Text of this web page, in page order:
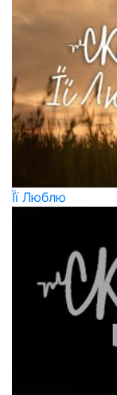
Її Люблю